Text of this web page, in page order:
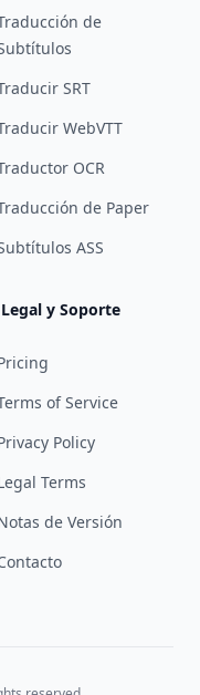
de
SRT
WebVTT
OCR
de Paper
ASS
Legal y Soporte
of Service
Policy
Terms
de Versión